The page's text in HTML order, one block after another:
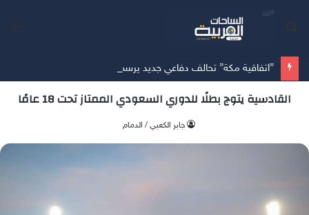
القادسية يتوج بطلًا للدوري السعودي الممتاز تحت 18 عامًا
جابر الكعبي / الدمام